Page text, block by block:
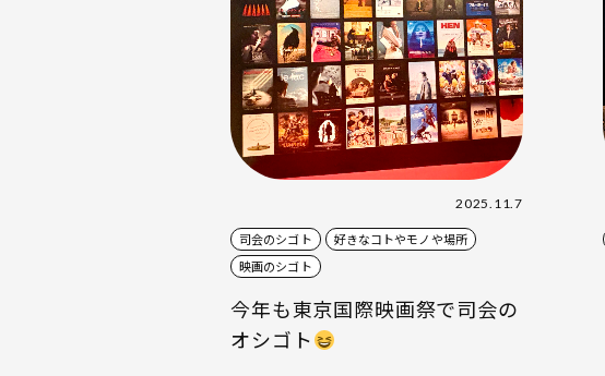
司会のシゴト
好きなコトやモノや場所
映画のシゴト
2025.11.7
今年も東京国際映画祭で司会の
オシゴト